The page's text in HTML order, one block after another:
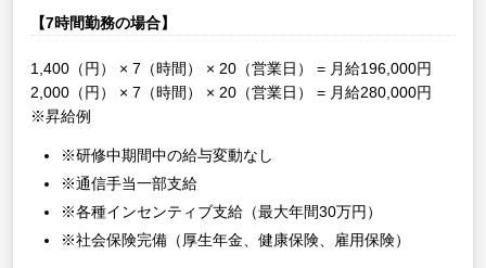
【7時間勤務の場合】
1,400（円） × 7（時間） × 20（営業日） = 月給196,000円
2,000（円） × 7（時間） × 20（営業日） = 月給280,000円
※昇給例
※研修中期間中の給与変動なし
※通信手当一部支給
※各種インセンティブ支給（最大年間30万円）
※社会保険完備（厚生年金、健康保険、雇用保険）